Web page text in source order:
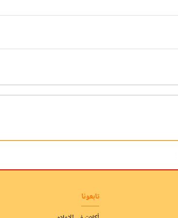
تابعونا